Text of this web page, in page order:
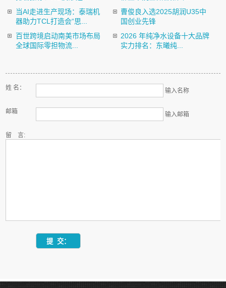
当AI走进生产现场：泰瑞机
器助力TCL打造会“思...
曹俊良入选2025胡润U35中
国创业先锋
百世跨境启动南美市场布局
全球国际零担物流...
2026 年纯净水设备十大品牌
实力排名：东曦纯...
姓 名： 输入名称
邮箱 输入邮箱
留 言: